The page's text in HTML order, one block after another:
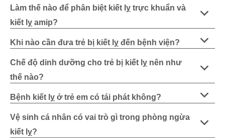
Làm thế nào để phân biệt kiết lỵ trực khuẩn và
kiết lỵ amip?
Khi nào cần đưa trẻ bị kiết lỵ đến bệnh viện?
Chế độ dinh dưỡng cho trẻ bị kiết lỵ nên như
thế nào?
Bệnh kiết lỵ ở trẻ em có tái phát không?
Vệ sinh cá nhân có vai trò gì trong phòng ngừa
kiết lỵ?